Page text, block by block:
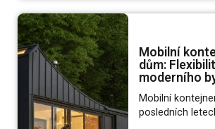
Mobilní
dům:
moderního
Mobilní
posledních